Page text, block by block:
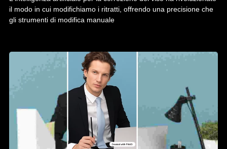
il modo in cui modifichiamo i ritratti, offrendo una precisione che
gli strumenti di modifica manuale